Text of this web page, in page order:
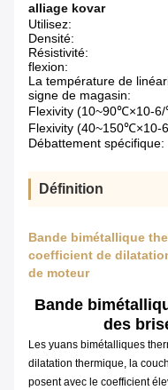
alliage kovar
Utilisez:
Densité:
Résistivité:
flexion:
La température de
signe de magasin:
Flexivity (10~90℃×10-
Flexivity (40~150℃×10-
Débattement spécifique:
Définition
Bande bimétallique
coefficient de
de moteur
Bande
des
Les yuans bimétalliques
dilatation thermique, la
posent avec le coefficient